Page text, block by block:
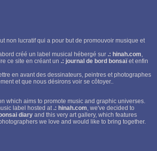
non lucratif qui a pour but de promouvoir musique et
créé un label musical hébergé sur .: hinah.com,
ce site en créant un .: journal de bord bonsaïet enfin
en avant des dessinateurs, peintres et photographes
et que nous désirons voir se côtoyer..
which aims to promote music and graphic universes.
label hosted at.: hinah.com, we've decided to
diary and this very art gallery, which features
we love and would like to bring together.